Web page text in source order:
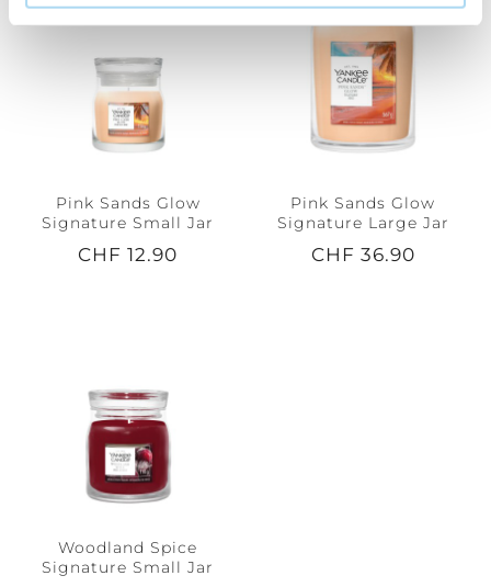
Pink Sands Glow
Signature Small Jar
CHF 12.90
Pink Sands Glow
Signature Large Jar
CHF 36.90
Woodland Spice
Signature Small Jar